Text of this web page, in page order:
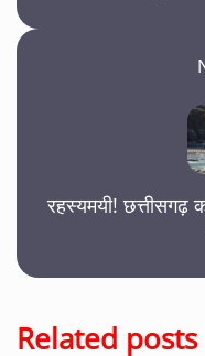
रहस्यमयी! छत्तीसगढ़
Related posts